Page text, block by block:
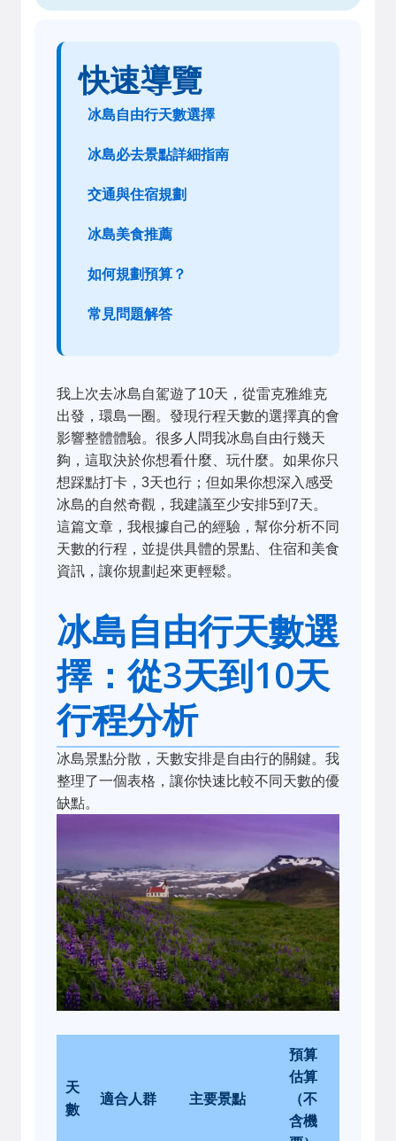
快速導覽
冰島自由行天數選擇
冰島必去景點詳細指南
交通與住宿規劃
冰島美食推薦
如何規劃預算？
常見問題解答
我上次去冰島自駕遊了10天，從雷克雅維克
出發，環島一圈。發現行程天數的選擇真的會
影響整體體驗。很多人問我冰島自由行幾天
夠，這取決於你想看什麼、玩什麼。如果你只
想踩點打卡，3天也行；但如果你想深入感受
冰島的自然奇觀，我建議至少安排5到7天。
這篇文章，我根據自己的經驗，幫你分析不同
天數的行程，並提供具體的景點、住宿和美食
資訊，讓你規劃起來更輕鬆。
冰島自由行天數選
擇：從3天到10天
行程分析
冰島景點分散，天數安排是自由行的關鍵。我
整理了一個表格，讓你快速比較不同天數的優
缺點。
天
數
適合人群 主要景點
預算
估算
（不
含機